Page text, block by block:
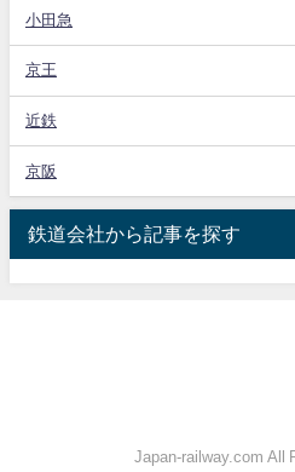
小田急
京王
近鉄
京阪
鉄道会社から記事を探す
Japan-railway.com All